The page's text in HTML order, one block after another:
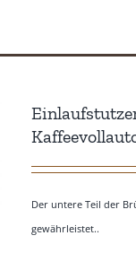
Der untere Teil der
gewährleistet..